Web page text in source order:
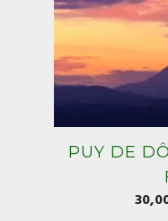
PUY DE